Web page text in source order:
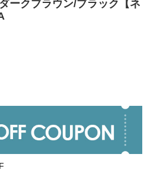
ークブラウン/ブラック【ネ